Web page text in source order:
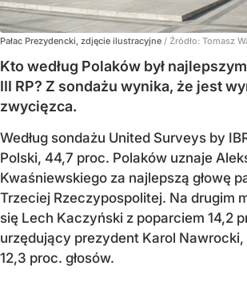
Pałac Prezydencki, zdjęcie ilustracyjne / Źródło: Tomasz
Kto według Polaków był
III RP? Z sondażu wynika, że jest
zwycięzca.
Według sondażu United Surveys by
Polski, 44,7 proc. Polaków uznaje
Kwaśniewskiego za najlepszą głowę
Trzeciej Rzeczypospolitej. Na drugim
się Lech Kaczyński z poparciem 14,2
urzędujący prezydent Karol Nawrocki,
12,3 proc. głosów.